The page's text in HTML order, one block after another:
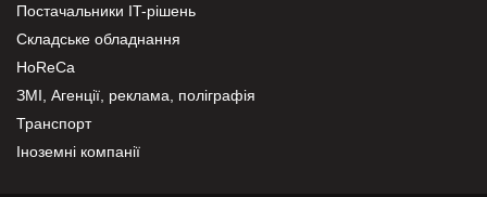
Постачальники IT-рішень
Складське обладнання
HoReCa
ЗМІ, Агенції, реклама, поліграфія
Транспорт
Іноземні компанії